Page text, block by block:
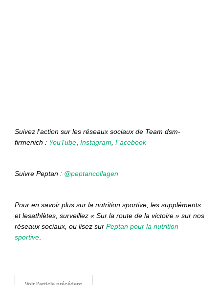
Suivez l’action sur les réseaux sociaux de Team dsm-
firmenich : YouTube, Instagram, Facebook
Suivre Peptan : @peptancollagen
Pour en savoir plus sur la nutrition sportive, les suppléments
et lesathlètes, surveillez « Sur la route de la victoire » sur nos
réseaux sociaux, ou lisez sur Peptan pour la nutrition
sportive.